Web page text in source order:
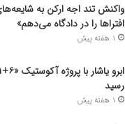
واکنش تند اجه ارکن به
افتراها را در دادگاه می‌دهم»
1 هفته پیش
رسید
1 هفته پیش